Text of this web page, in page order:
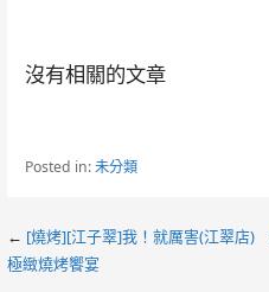
沒有相關的文章
Posted in:未分類
Post
← [燒烤][江子翠]我！就厲害(江翠店)
極緻燒烤饗宴